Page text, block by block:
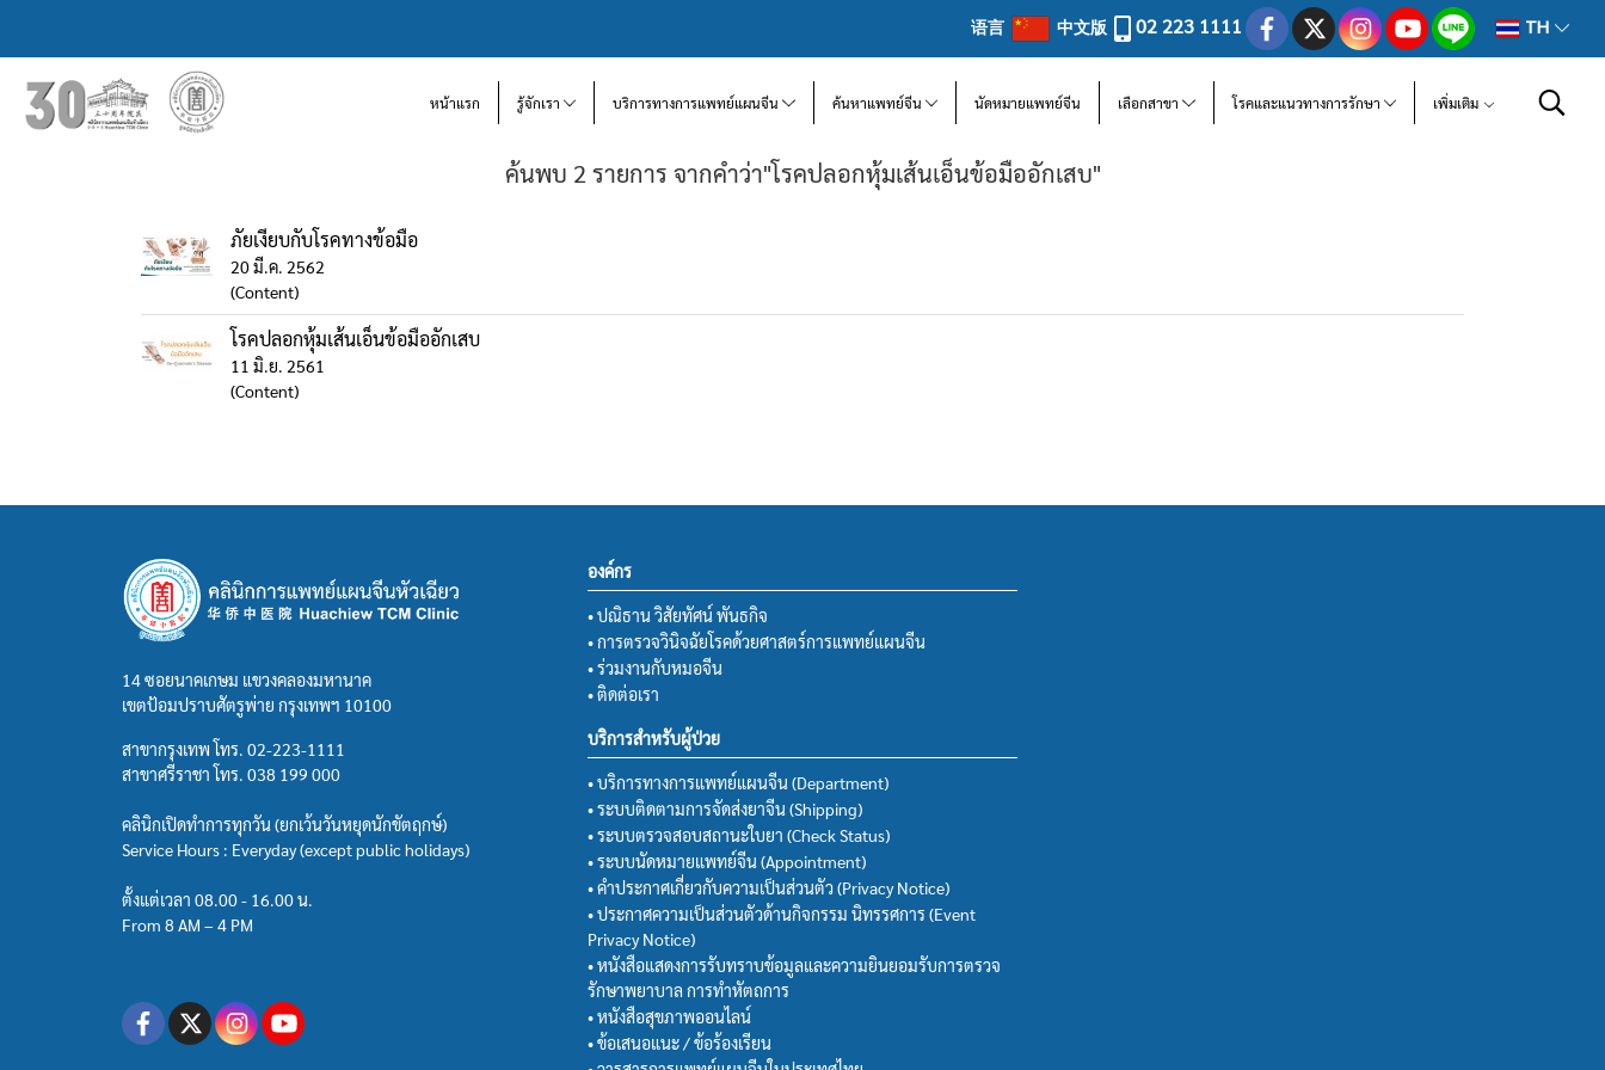
语言 中文版 02 223 1111 TH
หน้าแรก รู้จักเรา บริการทางการแพทย์แผนจีน ค้นหาแพทย์จีน นัดหมายแพทย์จีน เลือกสาขา โรคและแนวทางการรักษา เพิ่มเติม
ค้นพบ 2 รายการ จากคำว่า"โรคปลอกหุ้มเส้นเอ็นข้อมืออักเสบ"
ภัยเงียบกับโรคทางข้อมือ
20 มี.ค. 2562
(Content)
โรคปลอกหุ้มเส้นเอ็นข้อมืออักเสบ
11 มิ.ย. 2561
(Content)
14 ซอยนาคเกษม แขวงคลองมหานาค
เขตป้อมปราบศัตรูพ่าย กรุงเทพฯ 10100
สาขากรุงเทพ โทร. 02-223-1111
สาขาศรีราชา โทร. 038 199 000
คลินิกเปิดทำการทุกวัน (ยกเว้นวันหยุดนักขัตฤกษ์)
Service Hours : Everyday (except public holidays)
ตั้งแต่เวลา 08.00 - 16.00 น.
From 8 AM – 4 PM
องค์กร
• ปณิธาน วิสัยทัศน์ พันธกิจ
• การตรวจวินิจฉัยโรคด้วยศาสตร์การแพทย์แผนจีน
• ร่วมงานกับหมอจีน
• ติดต่อเรา
บริการสำหรับผู้ป่วย
• บริการทางการแพทย์แผนจีน (Department)
• ระบบติดตามการจัดส่งยาจีน (Shipping)
• ระบบตรวจสอบสถานะใบยา (Check Status)
• ระบบนัดหมายแพทย์จีน (Appointment)
• คำประกาศเกี่ยวกับความเป็นส่วนตัว (Privacy Notice)
• ประกาศความเป็นส่วนตัวด้านกิจกรรม นิทรรศการ (Event
Privacy Notice)
• หนังสือแสดงการรับทราบข้อมูลและความยินยอมรับการตรวจ
รักษาพยาบาล การทำหัตถการ
• หนังสือสุขภาพออนไลน์
• ข้อเสนอแนะ / ข้อร้องเรียน